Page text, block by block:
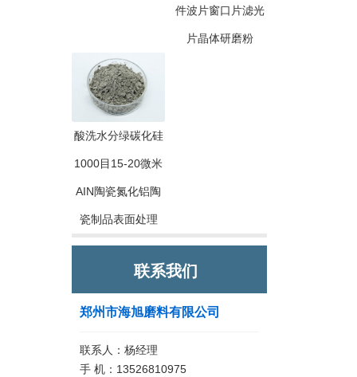
件波片窗口片滤光
片晶体研磨粉
酸洗水分绿碳化硅
1000目15-20微米
AIN陶瓷氮化铝陶
瓷制品表面处理
联系我们
郑州市海旭磨料有限公司
联系人：杨经理
手 机：13526810975